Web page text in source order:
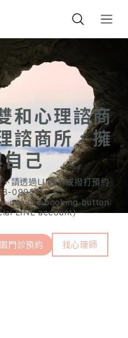
和心理諮商
諮商所，擁
己
請透過LINE@或撥打預約
0995
use the booking button
LINE account）
門診預約 找心理師